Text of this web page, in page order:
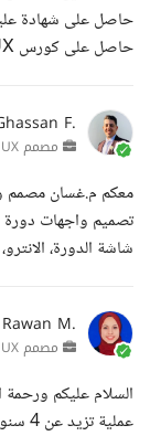
حاصل على كورس UIUX من ROUTE ب خبرتي في المجال ه...
F.
مصمم UI UX
تصميم واجهات دورة
شاشة الدورة،
Rawan M.
مصمم UI UX